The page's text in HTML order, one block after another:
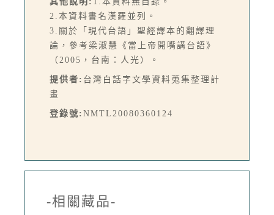
2.本資料書名漢羅並列。
3.關於「現代台語」聖經譯本的翻譯理
論，參考梁淑慧《當上帝開嘴講台語》
（2005，台南：人光）。
提供者: 台灣白話字文學資料蒐集整理計
畫
登錄號: NMTL20080360124
-相關藏品-